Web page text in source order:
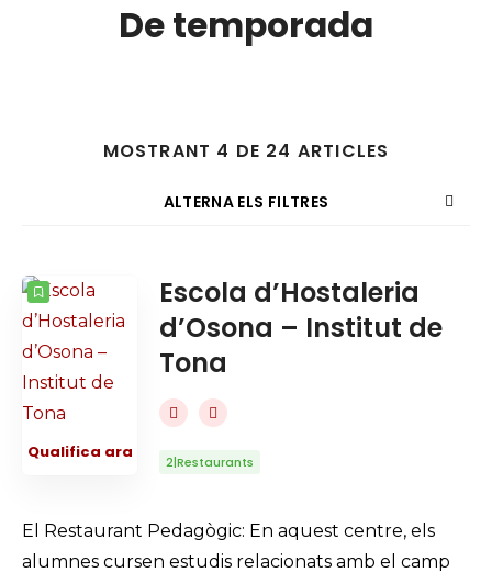
Cercar
De temporada
MOSTRANT 4 DE 24 ARTICLES
ALTERNA ELS FILTRES
ORDRE
Qualifica ara
Escola d’Hostaleria
d’Osona – Institut de
Tona
2|Restaurants
El Restaurant Pedagògic: En aquest centre, els
alumnes cursen estudis relacionats amb el camp